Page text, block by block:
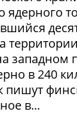
ядерного
западном
в 240
пишут
в...